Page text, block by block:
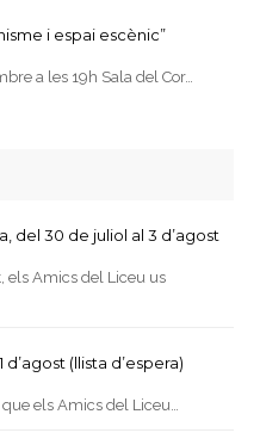
i espai escènic”
a les 19h Sala del Cor…
del 30 de juliol al 3 d’agost
els Amics del Liceu us
d’agost (llista d’espera)
els Amics del Liceu…